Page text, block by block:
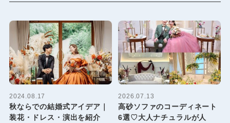
2024.08.17
秋ならでの結婚式アイデア｜
装花・ドレス・演出を紹介
2026.07.13
高砂ソファのコーディネート
6選♡大人ナチュラルが人